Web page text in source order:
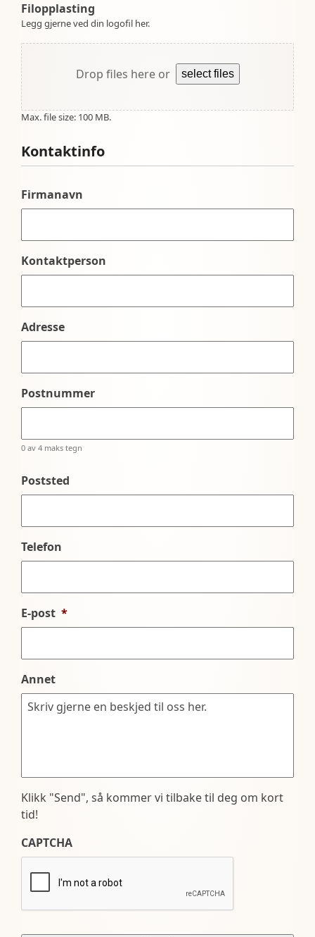
Filopplasting
Legg gjerne ved din logofil her.
Drop files here or select files
Max. file size: 100 MB.
Kontaktinfo
Firmanavn
Kontaktperson
Adresse
Postnummer
0 av 4 maks tegn
Poststed
Telefon
E-post *
Annet
Klikk "Send", så kommer vi tilbake til deg om kort
tid!
CAPTCHA